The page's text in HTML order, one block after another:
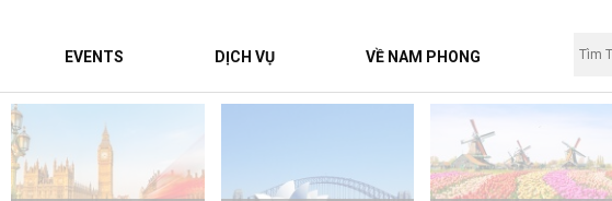
EVENTS DỊCH VỤ VỀ NAM PHONG